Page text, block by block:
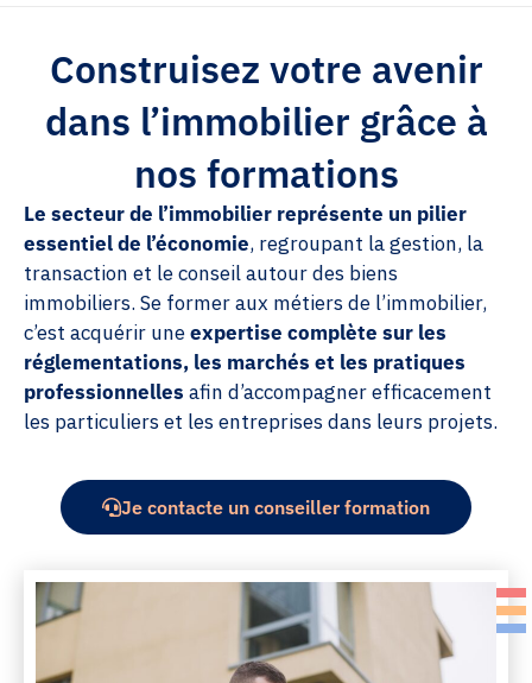
Construisez votre avenir
dans l’immobilier grâce à
nos formations
Le secteur de l’immobilier représente un pilier
essentiel de l’économie, regroupant la gestion, la
transaction et le conseil autour des biens
immobiliers. Se former aux métiers de l’immobilier,
c’est acquérir uneexpertise complète sur les
réglementations, les marchés et les pratiques
professionnelles afin d’accompagner efficacement
les particuliers et les entreprises dans leurs projets.
Je contacte un conseiller formation